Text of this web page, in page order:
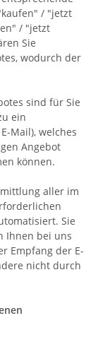
/ "jetzt
/ "jetzt
Sie
wodurch der
sind für Sie
ein
Mail), welches
Angebot
können.
aller im
Sie
Ihnen bei uns
Empfang der E-
nicht durch